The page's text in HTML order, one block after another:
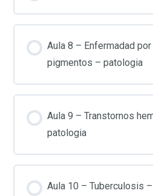
Aula 8 – Enfermadad
pigmentos – patologia
Aula 9 – Transtornos
patologia
Aula 10 – Tuberculosis